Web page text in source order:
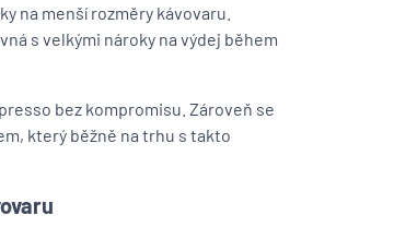
na menší rozměry kávovaru.
s velkými nároky na výdej během
bez kompromisu. Zároveň se
který běžně na trhu s takto